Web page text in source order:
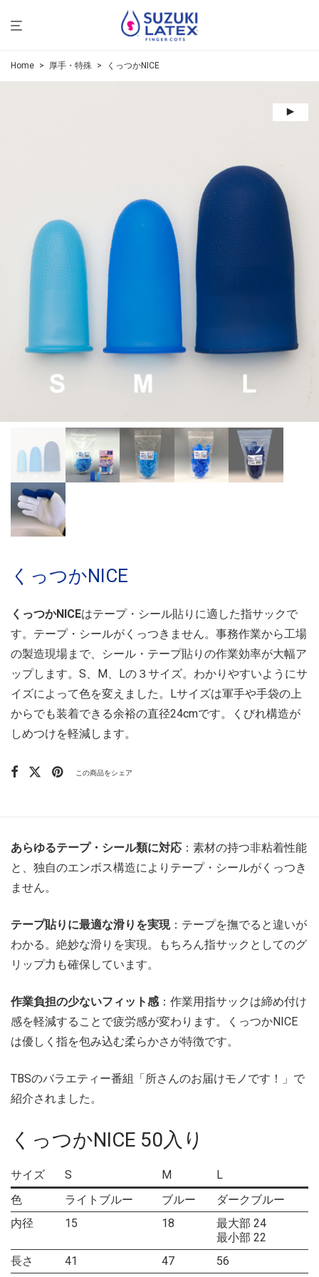
Home > 厚手・特殊 > くっつかNICE
くっつかNICE
くっつかNICEはテープ・シール貼りに適した指サックで
す。テープ・シールがくっつきません。事務作業から工場
の製造現場まで、シール・テープ貼りの作業効率が大幅ア
ップします。S、M、Lの３サイズ。わかりやすいようにサ
イズによって色を変えました。Lサイズは軍手や手袋の上
からでも装着できる余裕の直径24cmです。くびれ構造が
しめつけを軽減します。
あらゆるテープ・シール類に対応 ：素材の持つ非粘着性能
と、独自のエンボス構造によりテープ・シールがくっつき
ません。
テープ貼りに最適な滑りを実現：テープを撫でると違いが
わかる。絶妙な滑りを実現。もちろん指サックとしてのグ
リップ力も確保しています。
作業負担の少ないフィット感：作業用指サックは締め付け
感を軽減することで疲労感が変わります。くっつかNICE
は優しく指を包み込む柔らかさが特徴です。
TBSのバラエティー番組「所さんのお届けモノです！」で
紹介されました。
くっつかNICE 50入り
サイズ S M
L
色
ライトブルー ブルー
ダークブルー
内径
15 18
最大部 24
最小部 22
長さ
41 47 56